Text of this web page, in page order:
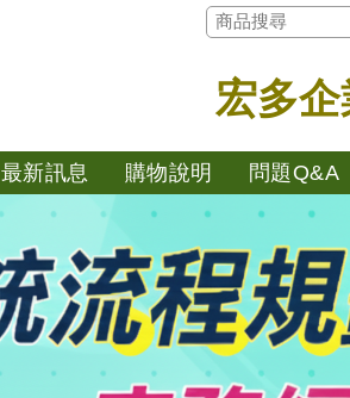
宏多企
最新訊息 購物說明 問題Q&A